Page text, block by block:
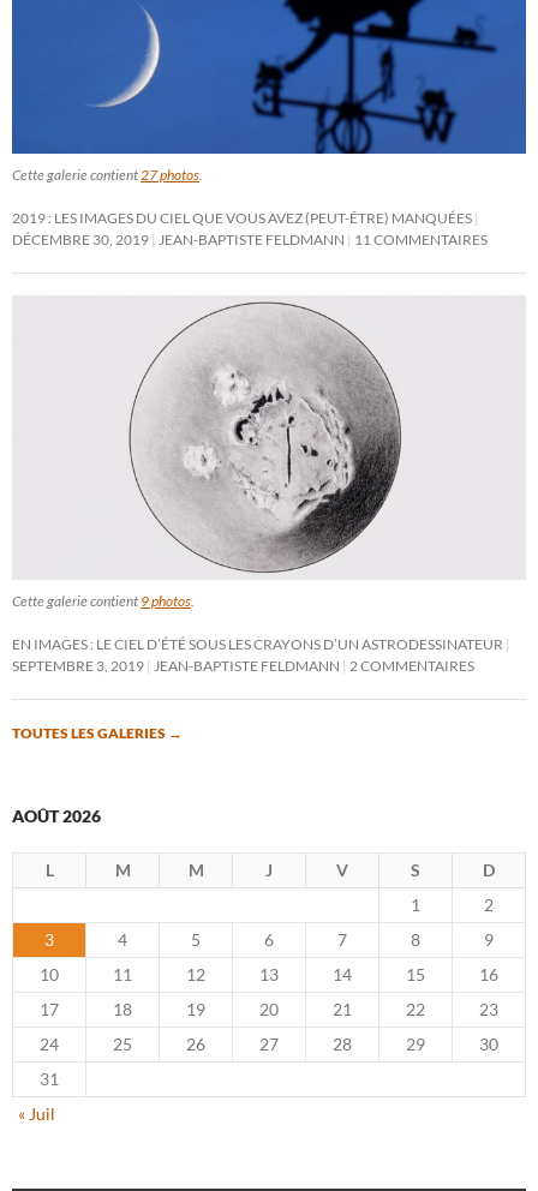
Cette galerie contient 27 photos
2019 : LES IMAGES DU CIEL QUE VOUS AVEZ (PEUT-ÊTRE) MANQUÉES
DÉCEMBRE 30, 2019
JEAN-BAPTISTE FELDMANN 11 COMMENTAIRES
Cette galerie contient 9 photos
EN IMAGES : LE CIEL D’ÉTÉ SOUS LES CRAYONS D’UN ASTRODESSINATEUR
SEPTEMBRE 3, 2019
JEAN-BAPTISTE FELDMANN 2 COMMENTAIRES
TOUTES LES GALERIES →
AOÛT 2026
L M M J V S
D
1
2
3
4 5 6 7 8
9
10
11 12 13 14 15
16
17
18 19 20 21 22
23
24
25 26 27 28 29
30
31
« Juil